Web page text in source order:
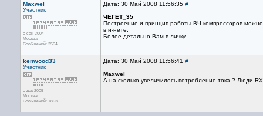
Maxwel
Участник
с сен 2004
Москва
Сообщений: 2564
Дата: 30 Май 2008 11:56:35 #
ЧЕГЕТ_35
Построение и принцип работы ВЧ компрессоров
в и-нете.
Более детально Вам в личку.
kenwood33
Участник
с дек 2005
Москва
Сообщений: 1863
Дата: 30 Май 2008 11:56:41 #
Maxwel
А на сколько увеличилось потребление тока ? Люди